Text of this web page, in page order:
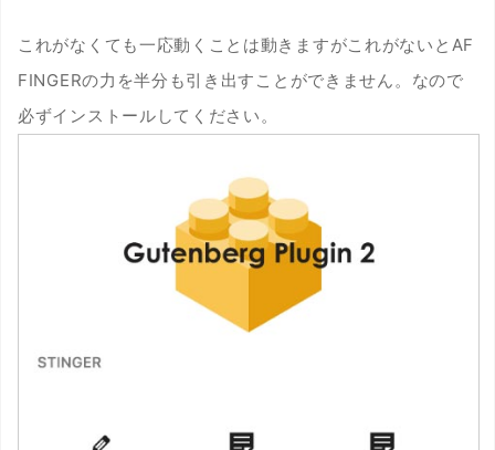
これがなくても一応動くことは動きますがこれがないとAF
FINGERの力を半分も引き出すことができません。なので
必ずインストールしてください。